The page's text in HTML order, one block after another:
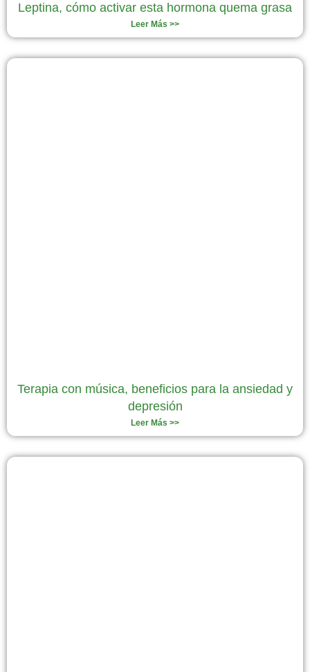
Leptina, cómo activar esta hormona quema grasa
Leer Más >>
Terapia con música, beneficios para la ansiedad y
depresión
Leer Más >>